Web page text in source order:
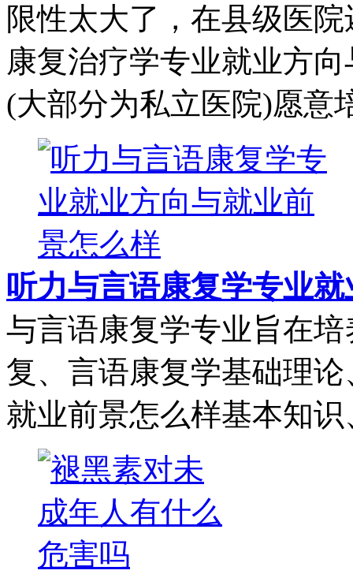
限性太大了，在县级医
康复治疗学专业就业方
(大部分为私立医院)愿意
听力与言语康复学专业
与言语康复学专业旨在
复、言语康复学基础理
就业前景怎么样基本知